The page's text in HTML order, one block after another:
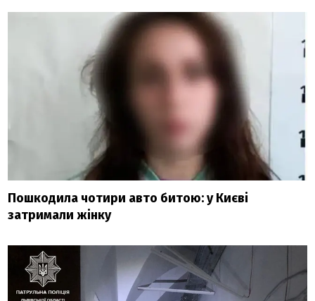
Пошкодила чотири авто битою: у Києві
затримали жінку